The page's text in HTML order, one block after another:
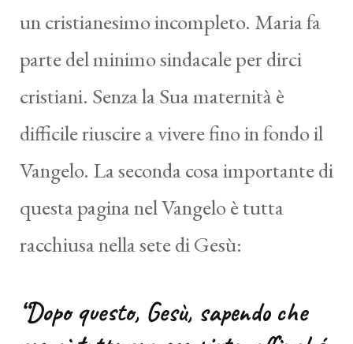
un cristianesimo incompleto. Maria fa
parte del minimo sindacale per dirci
cristiani. Senza la Sua maternità è
difficile riuscire a vivere fino in fondo il
Vangelo. La seconda cosa importante di
questa pagina nel Vangelo è tutta
racchiusa nella sete di Gesù:
“Dopo questo, Gesù, sapendo che